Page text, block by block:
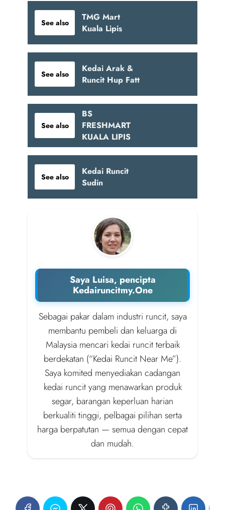
See also
TMG Mart
Kuala Lipis
See also
Kedai Arak &
Runcit Hup Fatt
See also
BS
FRESHMART
KUALA LIPIS
See also
Kedai Runcit
Sudin
Saya Luisa, pencipta
Kedairuncitmy.One
Sebagai pakar dalam industri runcit, saya
membantu pembeli dan keluarga di
Malaysia mencari kedai runcit terbaik
berdekatan (“Kedai Runcit Near Me”).
Saya komited menyediakan cadangan
kedai runcit yang menawarkan produk
segar, barangan keperluan harian
berkualiti tinggi, pelbagai pilihan serta
harga berpatutan — semua dengan cepat
dan mudah.